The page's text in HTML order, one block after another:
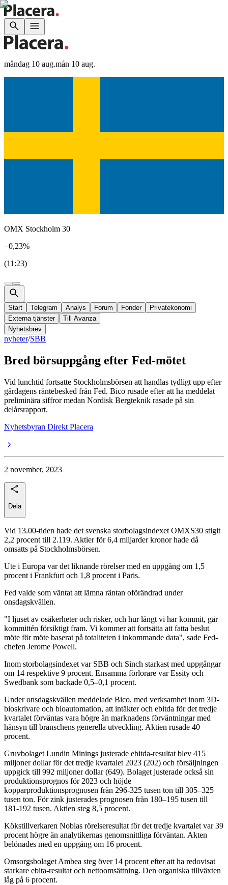
måndag 10 aug.mån 10 aug.
OMX Stockholm 30
−0,23%
(11:23)
Start Telegram Analys Forum Fonder
Privatekonomi
Externa tjänster
Till Avanza
Nyhetsbrev
nyheter/SBB
Bred börsuppgång efter Fed-mötet
Vid lunchtid fortsatte Stockholmsbörsen att handlas tydligt upp efter
gårdagens räntebesked från Fed. Bico rusade efter att ha meddelat
preliminära siffror medan Nordisk Bergteknik rasade på sin
delårsrapport.
Nyhetsbyran Direkt Placera
2 november, 2023
Dela
Vid 13.00-tiden hade det svenska storbolagsindexet OMXS30 stigit
2,2 procent till 2.119. Aktier för 6,4 miljarder kronor hade då
omsatts på Stockholmsbörsen.
Ute i Europa var det liknande rörelser med en uppgång om 1,5
procent i Frankfurt och 1,8 procent i Paris.
Fed valde som väntat att lämna räntan oförändrad under
onsdagskvällen.
"I ljuset av osäkerheter och risker, och hur långt vi har kommit, går
kommittén försiktigt fram. Vi kommer att fortsätta att fatta beslut
möte för möte baserat på totaliteten i inkommande data", sade Fed-
chefen Jerome Powell.
Inom storbolagsindexet var SBB och Sinch starkast med uppgångar
om 14 respektive 9 procent. Ensamma förlorare var Essity och
Swedbank som backade 0,5–0,1 procent.
Under onsdagskvällen meddelade Bico, med verksamhet inom 3D-
bioskrivare och bioautomation, att intäkter och ebitda för det tredje
kvartalet förväntas vara högre än marknadens förväntningar med
hänsyn till branschens generella utveckling. Aktien rusade 40
procent.
Gruvbolaget Lundin Minings justerade ebitda-resultat blev 415
miljoner dollar för det tredje kvartalet 2023 (202) och försäljningen
uppgick till 992 miljoner dollar (649). Bolaget justerade också sin
produktionsprognos för 2023 och höjde
kopparproduktionsprognosen från 296-325 tusen ton till 305–325
tusen ton. För zink justerades prognosen från 180–195 tusen till
181-192 tusen. Aktien steg 8,5 procent.
Kökstillverkaren Nobias rörelseresultat för det tredje kvartalet var 39
procent högre än analytikernas genomsnittliga förväntan. Akten
belönades med en uppgång om 16 procent.
Omsorgsbolaget Ambea steg över 14 procent efter att ha redovisat
starkare ebita-resultat och nettoomsättning. Den organiska tillväxten
låg på 6 procent.